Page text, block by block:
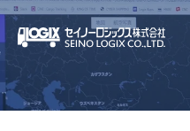
セイノーロジックスを
サービス
セイノーロジックスを知